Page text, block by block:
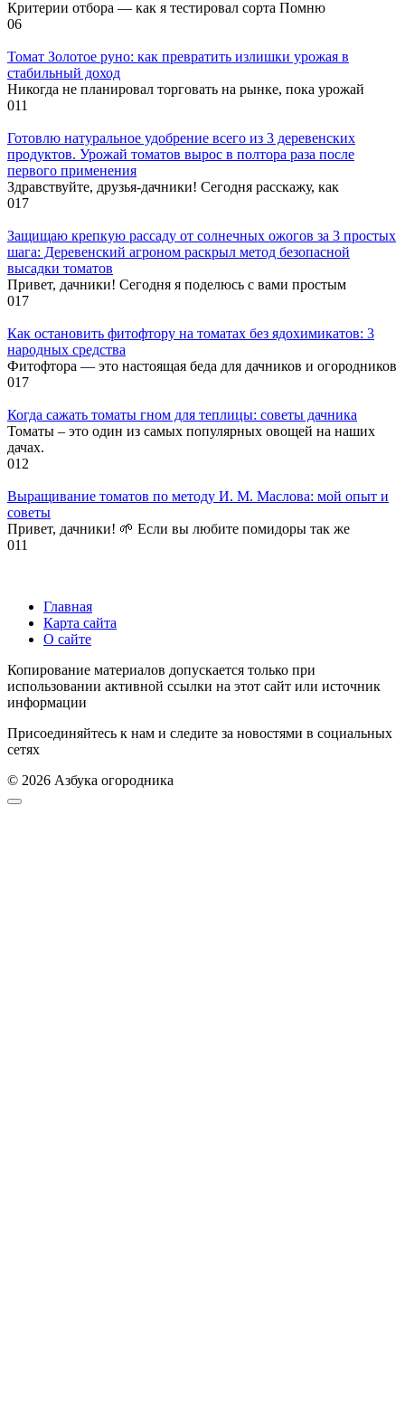
Критерии отбора — как я тестировал сорта Помню
06
Томат Золотое руно: как превратить излишки урожая в
стабильный доход
Никогда не планировал торговать на рынке, пока урожай
011
Готовлю натуральное удобрение всего из 3 деревенских
продуктов. Урожай томатов вырос в полтора раза после
первого применения
Здравствуйте, друзья-дачники! Сегодня расскажу, как
017
Защищаю крепкую рассаду от солнечных ожогов за 3 простых
шага: Деревенский агроном раскрыл метод безопасной
высадки томатов
Привет, дачники! Сегодня я поделюсь с вами простым
017
Как остановить фитофтору на томатах без ядохимикатов: 3
народных средства
Фитофтора — это настоящая беда для дачников и огородников
017
Когда сажать томаты гном для теплицы: советы дачника
Томаты – это один из самых популярных овощей на наших
дачах.
012
Выращивание томатов по методу И. М. Маслова: мой опыт и
советы
Привет, дачники! 🌱 Если вы любите помидоры так же
011
Главная
Карта сайта
О сайте
Копирование материалов допускается только при
использовании активной ссылки на этот сайт или источник
информации
Присоединяйтесь к нам и следите за новостями в социальных
сетях
© 2026 Азбука огородника